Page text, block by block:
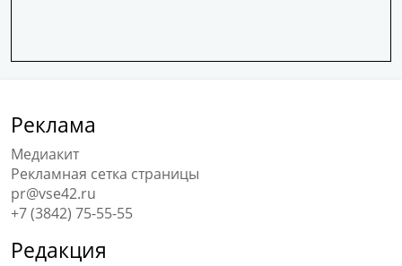
Реклама
Медиакит
Рекламная сетка страницы
pr@vse42.ru
+7 (3842) 75-55-55
Редакция